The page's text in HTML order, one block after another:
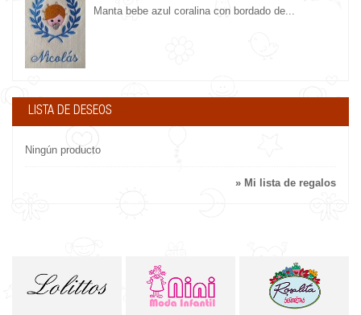
Manta bebe azul coralina con bordado de...
LISTA DE DESEOS
Ningún producto
» Mi lista de regalos